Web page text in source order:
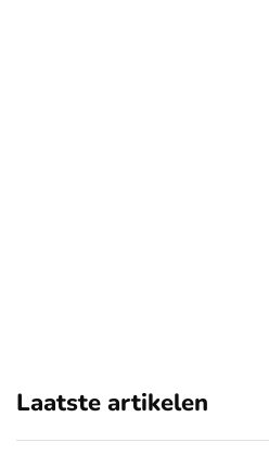
Laatste artikelen